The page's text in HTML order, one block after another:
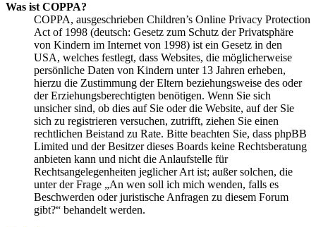
Was ist COPPA?
COPPA, ausgeschrieben Children’s Online Privacy Protection
Act of 1998 (deutsch: Gesetz zum Schutz der Privatsphäre
von Kindern im Internet von 1998) ist ein Gesetz in den
USA, welches festlegt, dass Websites, die möglicherweise
persönliche Daten von Kindern unter 13 Jahren erheben,
hierzu die Zustimmung der Eltern beziehungsweise des oder
der Erziehungsberechtigten benötigen. Wenn Sie sich
unsicher sind, ob dies auf Sie oder die Website, auf der Sie
sich zu registrieren versuchen, zutrifft, ziehen Sie einen
rechtlichen Beistand zu Rate. Bitte beachten Sie, dass phpBB
Limited und der Besitzer dieses Boards keine Rechtsberatung
anbieten kann und nicht die Anlaufstelle für
Rechtsangelegenheiten jeglicher Art ist; außer solchen, die
unter der Frage „An wen soll ich mich wenden, falls es
Beschwerden oder juristische Anfragen zu diesem Forum
gibt?“ behandelt werden.